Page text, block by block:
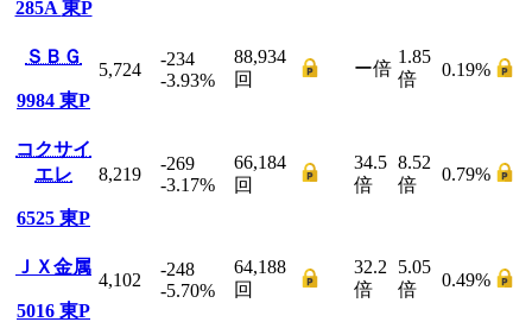
285A 東P
ＳＢＧ
9984 東P
5,724
-234
-3.93%
88,934
回
ー倍
1.85
倍
0.19%
コクサイ
エレ
6525 東P
8,219
-269
-3.17%
66,184
回
34.5
倍
8.52
倍
0.79%
ＪＸ金属
5016 東P
4,102
-248
-5.70%
64,188
回
32.2
倍
5.05
倍
0.49%